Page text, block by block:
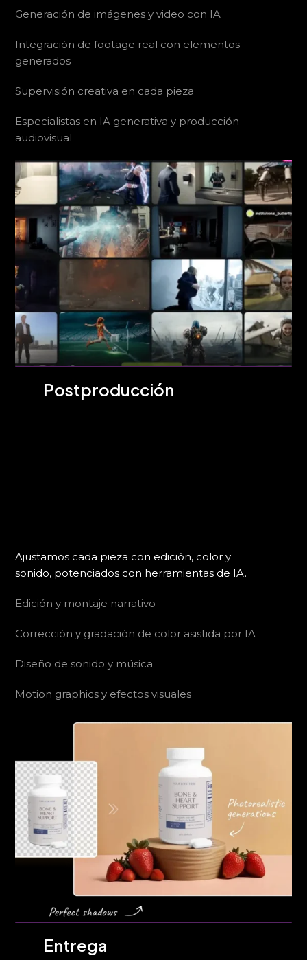
Generación de imágenes y video con IA
Integración de footage real con elementos
generados
Supervisión creativa en cada pieza
Especialistas en IA generativa y producción
audiovisual
Postproducción
Ajustamos cada pieza con edición, color y
sonido, potenciados con herramientas de IA.
Edición y montaje narrativo
Corrección y gradación de color asistida por IA
Diseño de sonido y música
Motion graphics y efectos visuales
Entrega